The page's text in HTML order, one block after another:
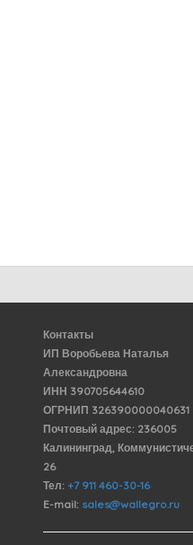
Контакты
ИП Воробьева Наталья
Александровна
ИНН 390705644610
ОГРНИП 326390000040631
Почтовый адрес: 236005
Калининград,
26
Тел: +7 911 460-30-16
E-mail: sales@wallegro.ru